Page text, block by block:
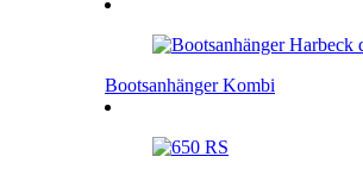
Bootsanhänger Kombi